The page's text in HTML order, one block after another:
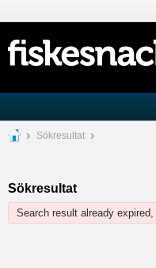
Sökresultat
Sökresultat
Search result already